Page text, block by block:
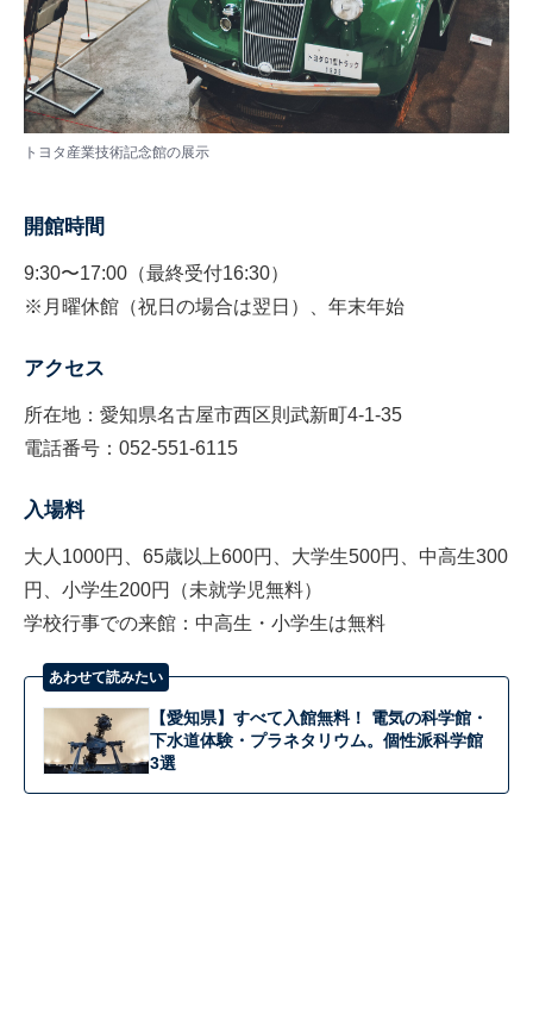
トヨタ産業技術記念館の展示
開館時間
9:30〜17:00（最終受付16:30）
※月曜休館（祝日の場合は翌日）、年末年始
アクセス
所在地：愛知県名古屋市西区則武新町4-1-35
電話番号：052-551-6115
入場料
大人1000円、65歳以上600円、大学生500円、中高生300
円、小学生200円（未就学児無料）
学校行事での来館：中高生・小学生は無料
あわせて読みたい
【愛知県】すべて入館無料！ 電気の科学館・
下水道体験・プラネタリウム。個性派科学館
3選